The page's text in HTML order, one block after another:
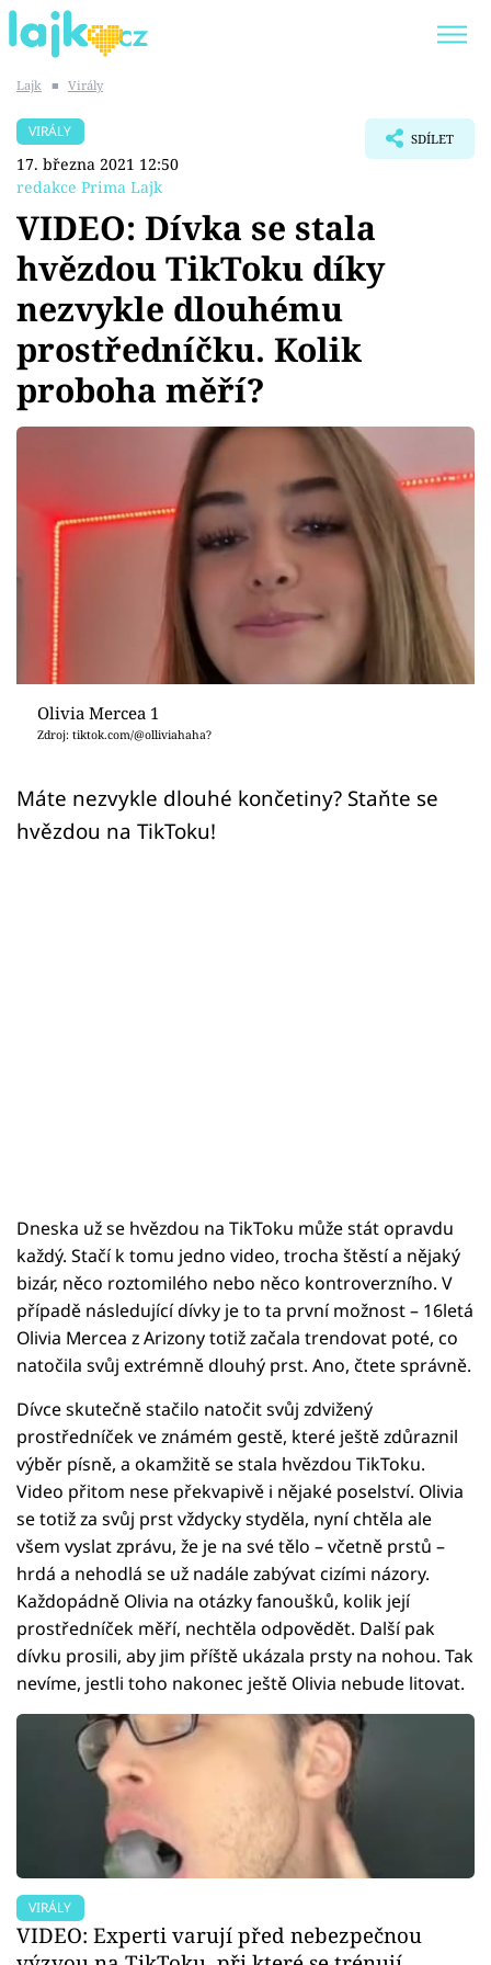
SHOPAHOLICADEL
Témata
Showbyznys
Youtubeři
Videa
Sledujte prima+
Přihlášení
Lajk ■ Virály
VIRÁLY
17. března 2021 12:50
redakce Prima Lajk
SDÍLET
VIDEO: Dívka se stala
hvězdou TikToku díky
nezvykle dlouhému
prostředníčku. Kolik
proboha měří?
Olivia Mercea 1
Zdroj: tiktok.com/@olliviahaha?
Máte nezvykle dlouhé končetiny? Staňte se
hvězdou na TikToku!
Dneska už se hvězdou na TikToku může stát opravdu
každý. Stačí k tomu jedno video, trocha štěstí a nějaký
bizár, něco roztomilého nebo něco kontroverzního. V
případě následující dívky je to ta první možnost – 16letá
Olivia Mercea z Arizony totiž začala trendovat poté, co
natočila svůj extrémně dlouhý prst. Ano, čtete správně.
Dívce skutečně stačilo natočit svůj zdvižený
prostředníček ve známém gestě, které ještě zdůraznil
výběr písně, a okamžitě se stala hvězdou TikToku.
Video přitom nese překvapivě i nějaké poselství. Olivia
se totiž za svůj prst vždycky styděla, nyní chtěla ale
všem vyslat zprávu, že je na své tělo – včetně prstů –
hrdá a nehodlá se už nadále zabývat cizími názory.
Každopádně Olivia na otázky fanoušků, kolik její
prostředníček měří, nechtěla odpovědět. Další pak
dívku prosili, aby jim příště ukázala prsty na nohou. Tak
nevíme, jestli toho nakonec ještě Olivia nebude litovat.
VIRÁLY
VIDEO: Experti varují před nebezpečnou